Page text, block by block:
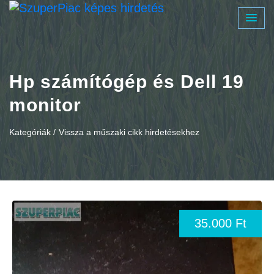
Hp számítógép és Dell 19
monitor
Kategóriák / Vissza a műszaki cikk hirdetésekhez
35.000 Ft